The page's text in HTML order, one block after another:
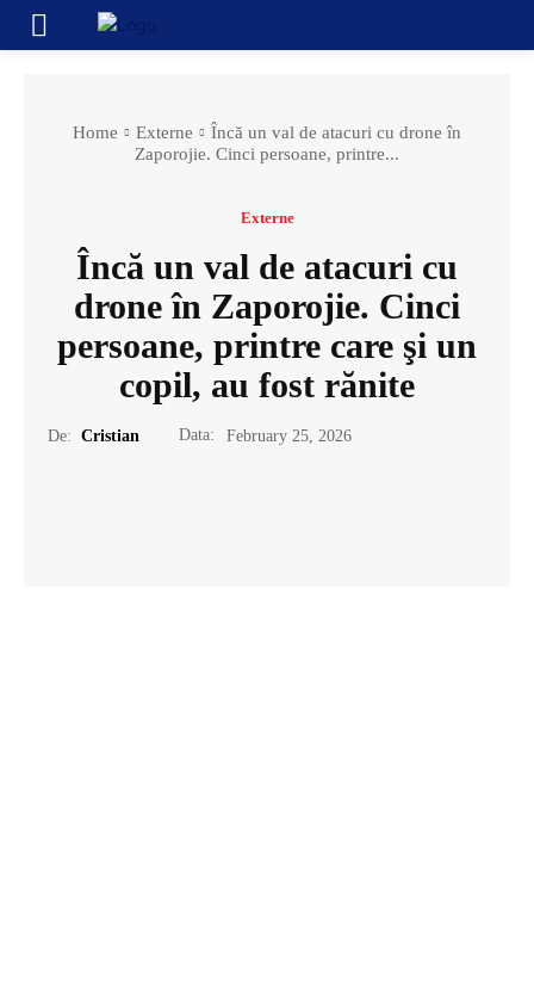
Home Externe
Încă un val de atacuri cu drone în
Zaporojie. Cinci persoane, printre...
Externe
Încă un val de atacuri cu
drone în Zaporojie. Cinci
persoane, printre care şi un
copil, au fost rănite
De: Cristian Data: February 25, 2026